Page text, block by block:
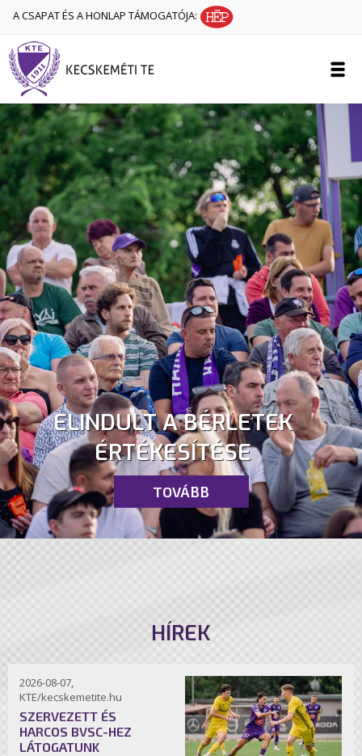
A CSAPAT ÉS A HONLAP TÁMOGATÓJA:
ELINDULT A BÉRLETEK
ÉRTÉKESÍTÉSE
TOVÁBB
HÍREK
2026-08-07,
KTE/kecskemetite.hu
SZERVEZETT ÉS
HARCOS BVSC-HEZ
LÁTOGATUNK